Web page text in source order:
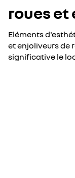
roues
Eléments
et enjoliveurs de
significative le